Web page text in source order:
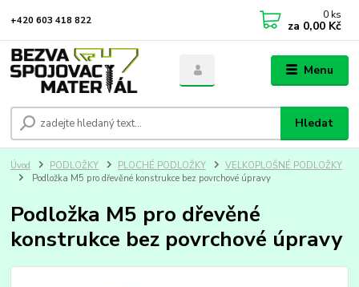
Menu
Hledat
+420 603 418 822 0 ks
za 0,00 Kč
Úvod PODLOŽKY PLOCHÉ PODLOŽKY
VELKOPLOŠNÉ PODLOŽKY
Podložka M5 pro dřevěné konstrukce bez povrchové úpravy
Podložka M5 pro dřevěné
konstrukce bez povrchové úpravy